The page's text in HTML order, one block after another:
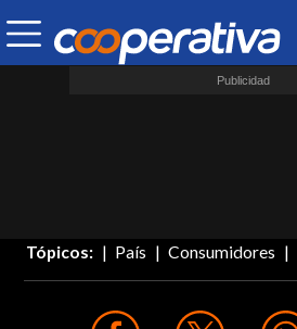
Tópicos: País Consumidores